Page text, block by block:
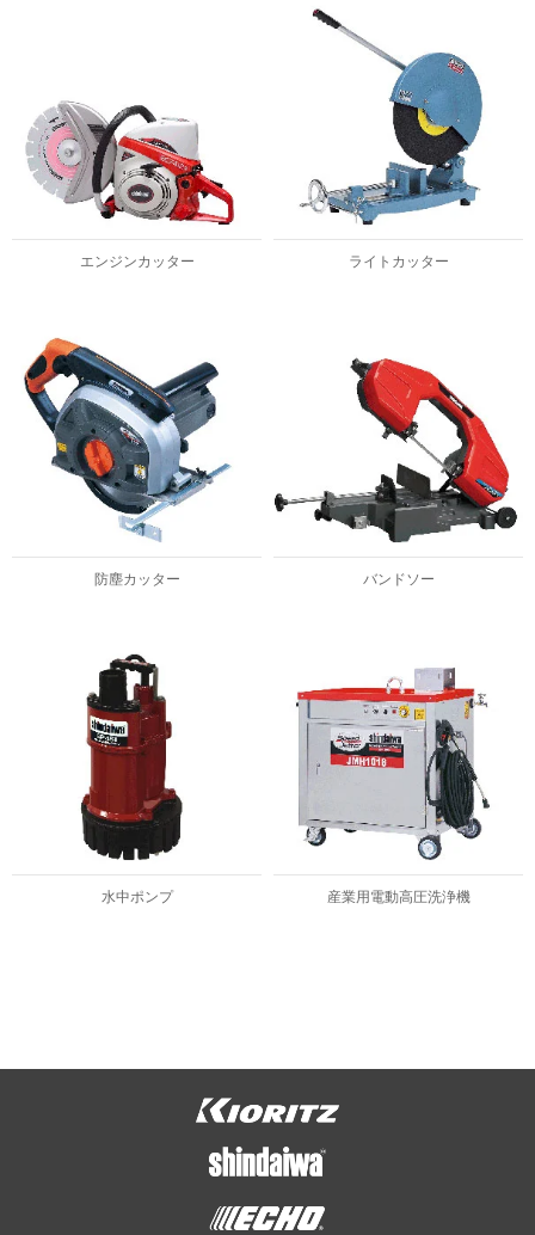
エンジンカッター ライトカッター
防塵カッター バンドソー
水中ポンプ 産業用電動高圧洗浄機